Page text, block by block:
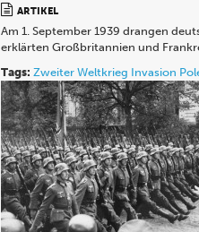
ARTIKEL
Am 1. September 1939 drangen
erklärten Großbritannien und
Tags: Zweiter Weltkrieg Invasion